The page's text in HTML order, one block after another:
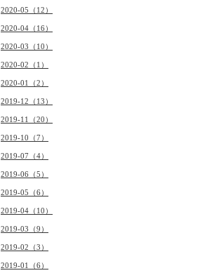
2020-05（12）
2020-04（16）
2020-03（10）
2020-02（1）
2020-01（2）
2019-12（13）
2019-11（20）
2019-10（7）
2019-07（4）
2019-06（5）
2019-05（6）
2019-04（10）
2019-03（9）
2019-02（3）
2019-01（6）